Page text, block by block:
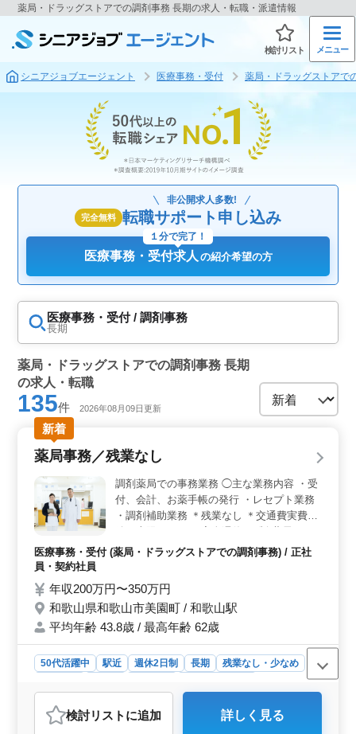
薬局・ドラッグストアでの調剤事務 長期の求人・転職・派遣情報
検討リスト メニュー
シニアジョブエージェント 医療事務・受付 薬局・ドラッグストアで
完全無料
非公開求人多数!
転職サポート申し込み
医療事務・受付求人 の紹介希望の方
１分で完了！
医療事務・受付 / 調剤事務
長期
薬局・ドラッグストアでの調剤事務 長期
の求人・転職
135件 2026年08月09日更新
新着
薬局事務／残業なし
調剤薬局での事務業務 ◯主な業務内容 ・受
付、会計、お薬手帳の発行 ・レセプト業務
・調剤補助業務 ＊残業なし ＊交通費実費支
もに支えるベテラン事務員さんを募集しま
医療事務・受付 (薬局・ドラッグストアでの調剤事務) / 正社
員・契約社員
年収200万円〜350万円
和歌山県和歌山市美園町 / 和歌山駅
平均年齢 43.8歳 / 最高年齢 62歳
50代活躍中 駅近 週休2日制 長期
残業なし・少なめ
おすすめポイント
＜基本的に残業なし・完全週休2日制＞ 残業は基本的に
検討リスト に追加 詳しく見る